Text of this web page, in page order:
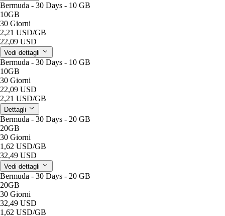
Bermuda - 30 Days - 10 GB
10GB
30 Giorni
2,21 USD/GB
22,09 USD
Vedi dettagli
Bermuda - 30 Days - 10 GB
10GB
30 Giorni
22,09 USD
2,21 USD/GB
Dettagli
Bermuda - 30 Days - 20 GB
20GB
30 Giorni
1,62 USD/GB
32,49 USD
Vedi dettagli
Bermuda - 30 Days - 20 GB
20GB
30 Giorni
32,49 USD
1,62 USD/GB